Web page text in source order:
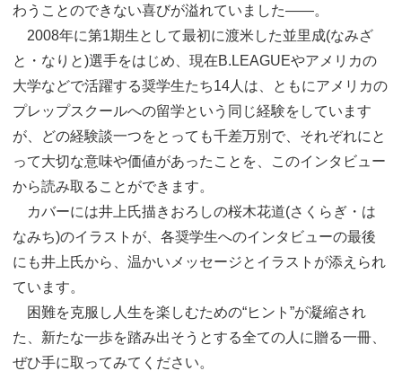
わうことのできない喜びが溢れていました――。
2008年に第1期生として最初に渡米した並里成(なみざ
と・なりと)選手をはじめ、現在B.LEAGUEやアメリカの
大学などで活躍する奨学生たち14人は、ともにアメリカの
プレップスクールへの留学という同じ経験をしています
が、どの経験談一つをとっても千差万別で、それぞれにと
って大切な意味や価値があったことを、このインタビュー
から読み取ることができます。
カバーには井上氏描きおろしの桜木花道(さくらぎ・は
なみち)のイラストが、各奨学生へのインタビューの最後
にも井上氏から、温かいメッセージとイラストが添えられ
ています。
困難を克服し人生を楽しむための“ヒント”が凝縮され
た、新たな一歩を踏み出そうとする全ての人に贈る一冊、
ぜひ手に取ってみてください。